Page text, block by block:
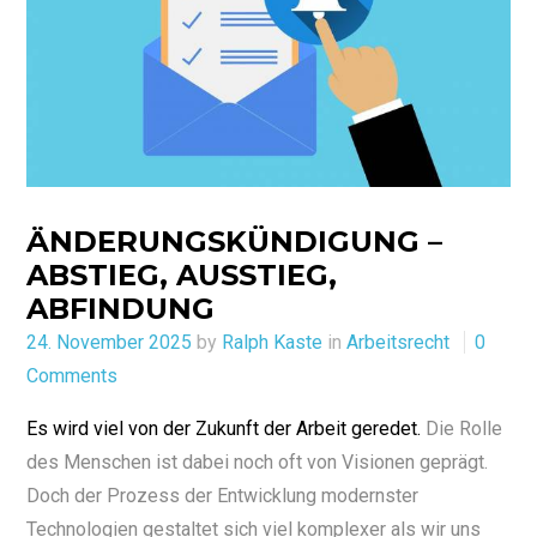
ÄNDERUNGSKÜNDIGUNG –
ABSTIEG, AUSSTIEG,
ABFINDUNG
Posted
on
24. November 2025 by Ralph Kaste inArbeitsrecht
0
Comments
Es wird viel von der Zukunft der Arbeit geredet. Die Rolle
des Menschen ist dabei noch oft von Visionen geprägt.
Doch der Prozess der Entwicklung modernster
Technologien gestaltet sich viel komplexer als wir uns